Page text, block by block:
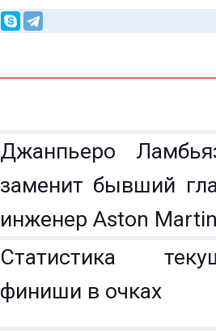
Джанпьеро
заменит бывший
инженер Aston
Статистика
финиши в очках